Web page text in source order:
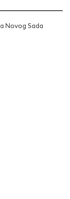
Novog Sada